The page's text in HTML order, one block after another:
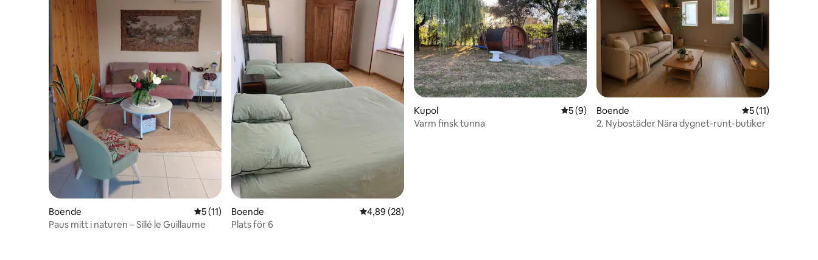
Boende 5 av 5 i genomsnittligt betyg, 11 omdömen
5 (11)
Paus mitt i naturen – Sillé le Guillaume
Boende 4,89 av 5 i genomsnittligt betyg, 28 omdömen
4,89 (28)
Plats för 6
Kupol 5 av 5 i genomsnittligt betyg, 9 omdömen
5 (9)
Varm finsk tunna
Boende 5 av 5 i
5 (11)
2. Nybostäder Nära dygnet-runt-butiker